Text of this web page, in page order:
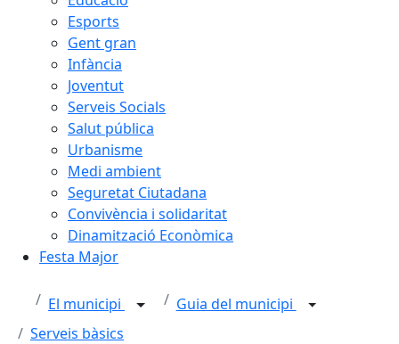
Esports
Gent gran
Infància
Joventut
Serveis Socials
Salut pública
Urbanisme
Medi ambient
Seguretat Ciutadana
Convivència i solidaritat
Dinamització Econòmica
Festa Major
El municipi
Guia del municipi
Serveis bàsics